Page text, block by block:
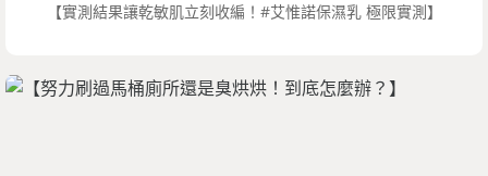
【實測結果讓乾敏肌立刻收編！#艾惟諾保濕乳 極限實測】